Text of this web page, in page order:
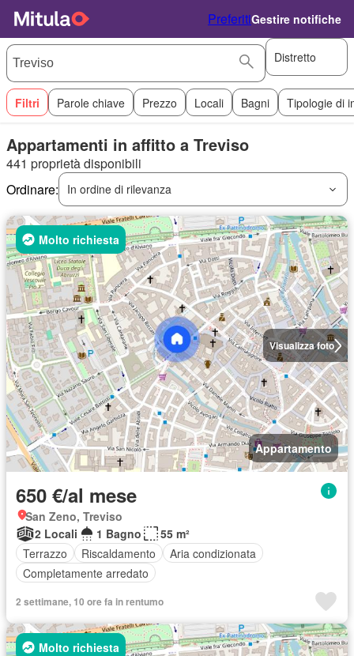
PreferitiGestire notifiche
Distretto
Filtri Parole chiave Prezzo Locali Bagni Tipologie di
Appartamenti in affitto a Treviso
441 proprietà disponibili
Ordinare:
In ordine di rilevanza
Visualizza foto
Molto richiesta
Appartamento
650 €/al mese
San Zeno, Treviso
2 Locali
1 Bagno
55 m²
Terrazzo
Riscaldamento
Aria condizionata
Completamente arredato
2 settimane, 10 ore fa in rentumo
Molto richiesta